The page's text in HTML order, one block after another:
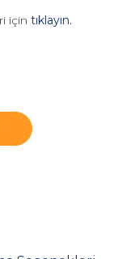
için tıklayın.